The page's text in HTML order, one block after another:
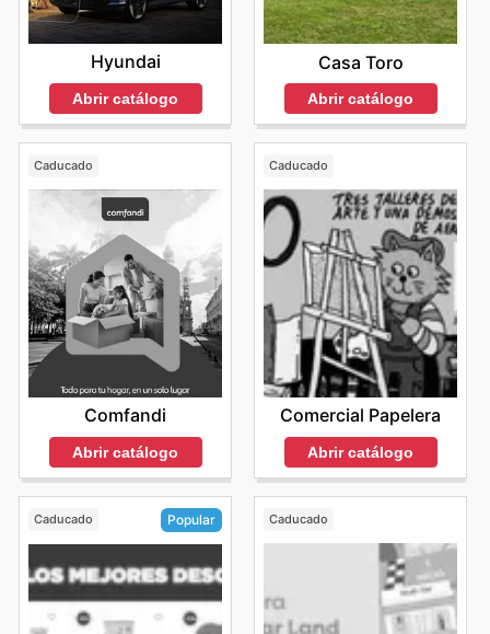
Hyundai
Abrir catálogo
Casa Toro
Abrir catálogo
Caducado
Comfandi
Abrir catálogo
Caducado
Comercial Papelera
Abrir catálogo
Caducado Popular Caducado